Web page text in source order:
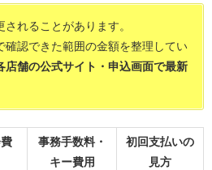
れることがあります。
確認できた範囲の金額を整理してい
店舗の公式サイト・申込画面で最新
事務手数料・
キー費用
初回支払いの
見方